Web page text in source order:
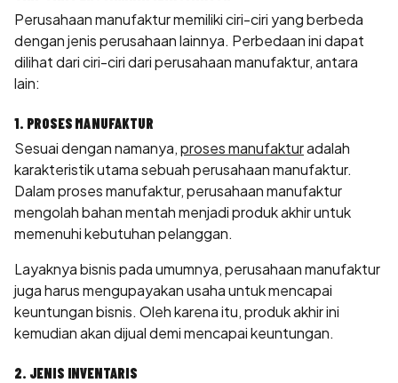
Perusahaan manufaktur memiliki ciri-ciri yang berbeda
dengan jenis perusahaan lainnya. Perbedaan ini dapat
dilihat dari ciri-ciri dari perusahaan manufaktur, antara
lain:
1. PROSES MANUFAKTUR
Sesuai dengan namanya,proses manufakturadalah
karakteristik utama sebuah perusahaan manufaktur.
Dalam proses manufaktur, perusahaan manufaktur
mengolah bahan mentah menjadi produk akhir untuk
memenuhi kebutuhan pelanggan.
Layaknya bisnis pada umumnya, perusahaan manufaktur
juga harus mengupayakan usaha untuk mencapai
keuntungan bisnis. Oleh karena itu, produk akhir ini
kemudian akan dijual demi mencapai keuntungan.
2. JENIS INVENTARIS